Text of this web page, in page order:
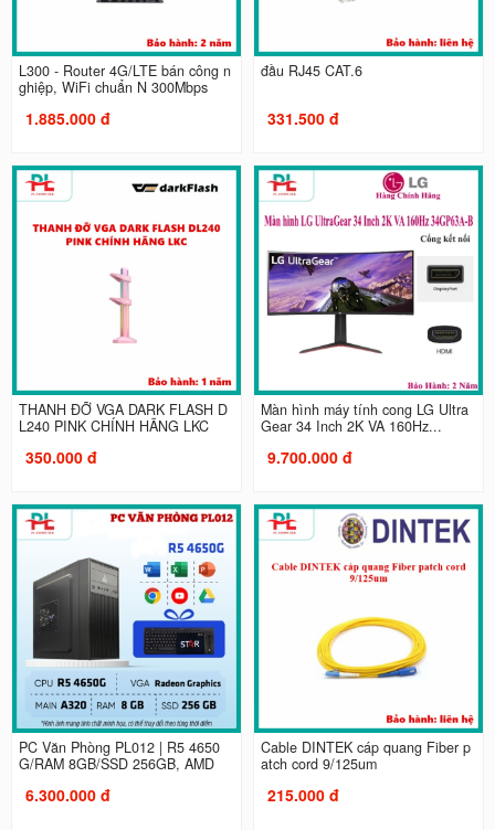
L300 - Router 4G/LTE bán công n
ghiệp, WiFi chuẩn N 300Mbps
1.885.000 đ
đầu RJ45 CAT.6
331.500 đ
THANH ĐỠ VGA DARK FLASH D
L240 PINK CHÍNH HÃNG LKC
350.000 đ
Màn hình máy tính cong LG Ultra
Gear 34 Inch 2K VA 160Hz...
9.700.000 đ
PC Văn Phòng PL012 | R5 4650
G/RAM 8GB/SSD 256GB, AMD
6.300.000 đ
Cable DINTEK cáp quang Fiber p
atch cord 9/125um
215.000 đ